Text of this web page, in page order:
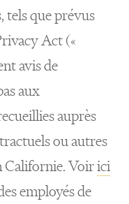
tels que prévus
Act («
avis de
aux
auprès
ou autres
Californie. Voirici
employés de